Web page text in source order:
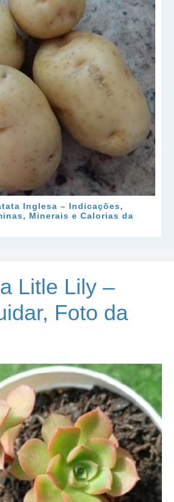
Inglesa – Indicações,
Minerais e Calorias da
Litle Lily –
Foto da